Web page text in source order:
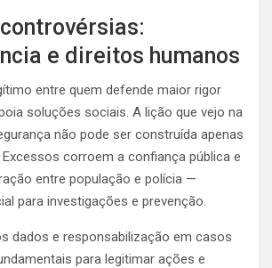
e direitos humanos
entre quem defende maior rigor
soluções sociais. A lição que vejo na
não pode ser construída apenas
corroem a confiança pública e
entre população e polícia —
para investigações e prevenção.
dados e responsabilização em casos
para legitimar ações e